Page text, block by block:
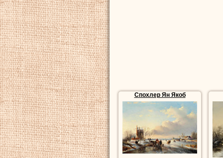
Спохлер Ян Якоб